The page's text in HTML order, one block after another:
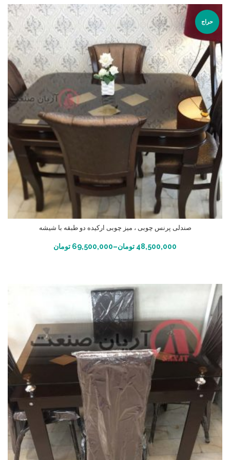
حراج
صندلی پرنس چوبی ، میز چوبی ارکیده دو طبقه با شیشه
48,500,000 تومان–
69,500,000 تومان انتخاب گزینه ها